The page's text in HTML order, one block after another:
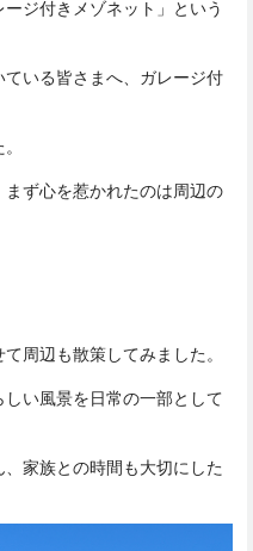
ジ付きメゾネット」という
いる皆さまへ、ガレージ付
ず心を惹かれたのは周辺の
周辺も散策してみました。
い風景を日常の一部として
家族との時間も大切にした